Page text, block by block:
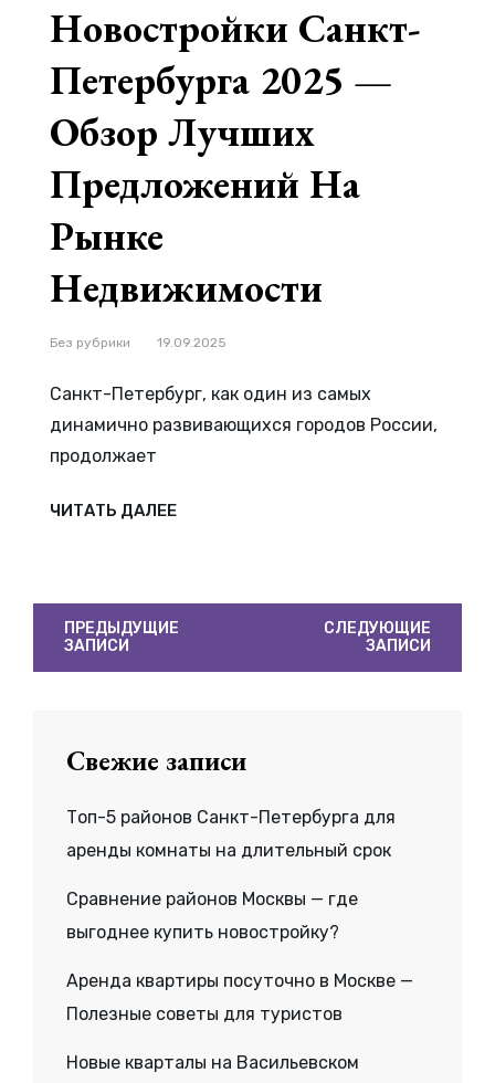
Новостройки Санкт-
Петербурга 2025 —
Обзор Лучших
Предложений На
Рынке
Недвижимости
Рубрики
Без рубрики 19.09.2025
Санкт-Петербург, как один из самых
динамично развивающихся городов России,
продолжает
ЧИТАТЬ ДАЛЕЕНОВОСТРОЙКИ
САНКТ-
Навигация
по
ПРЕДЫДУЩИЕ
ЗАПИСИ
СЛЕДУЮЩИЕ
ЗАПИСИ
Свежие записи
Топ-5 районов Санкт-Петербурга для
аренды комнаты на длительный срок
Сравнение районов Москвы — где
выгоднее купить новостройку?
Аренда квартиры посуточно в Москве —
Полезные советы для туристов
Новые кварталы на Васильевском